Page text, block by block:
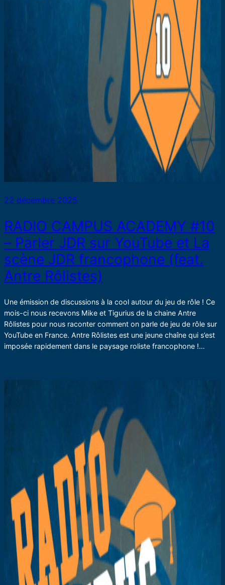
22 décembre 2025
RADIO CAMPUS ACADEMY #10
– Parler JDR sur YouTube et La
scène JDR francophone (feat.
Antre Rôlistes)
Une émission de discussions à la cool autour du jeu de rôle ! Ce
mois-ci nous recevons Mike et Tigurius de la chaine Antre
Rôlistes pour nous raconter comment on parle de jeu de rôle sur
YouTube en France. Antre Rôlistes est une jeune chaîne qui s’est
imposée rapidement dans le paysage roliste francophone !…